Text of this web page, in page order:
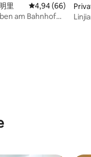
5, 82 Bewertungen
里 Durchschnittliche
4,94 (66)
am Bahnhof
rict